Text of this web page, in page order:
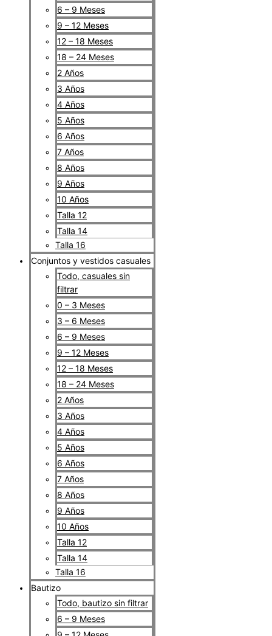
6 – 9 Meses
9 – 12 Meses
12 – 18 Meses
18 – 24 Meses
2 Años
3 Años
4 Años
5 Años
6 Años
7 Años
8 Años
9 Años
10 Años
Talla 12
Talla 14
Talla 16
Conjuntos y vestidos casuales
Todo, casuales sin
filtrar
0 – 3 Meses
3 – 6 Meses
6 – 9 Meses
9 – 12 Meses
12 – 18 Meses
18 – 24 Meses
2 Años
3 Años
4 Años
5 Años
6 Años
7 Años
8 Años
9 Años
10 Años
Talla 12
Talla 14
Talla 16
Bautizo
Todo, bautizo sin filtrar
6 – 9 Meses